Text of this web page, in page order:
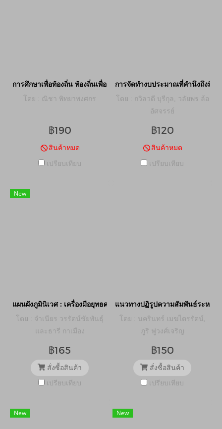
การศึกษาเพื่อท้องถิ่น ท้องถิ่นเพื่อการศึกษา
โดย : ณิชา พิทยาพงศกร
฿190
สินค้าหมด
เปรียบเทียบ
การจัดทำงบประมาณที่คำนึงถึงมิติเ
โดย : ถวิลวดี บุรีกุล, วลัยพร ล้อ
อัศจรรย์
฿120
สินค้าหมด
เปรียบเทียบ
New
แผนผังภูมินิเวศ : เครื่องมือยุทธศาสตร์เพื่อรับมือการเปลี่ยนแปลงสภา
โดย : จำเนียร วรรัตน์ชัยพันธุ์
และธารี กาเมือง
฿165
สั่งซื้อสินค้า
เปรียบเทียบ
แนวทางปฏิรูปความสัมพันธ์ระหว่
โดย : นครินทร์ เมฆไตรรัตน์,
ภูริ ฟูวงศ์เจริญ
฿150
สั่งซื้อสินค้า
เปรียบเทียบ
New New